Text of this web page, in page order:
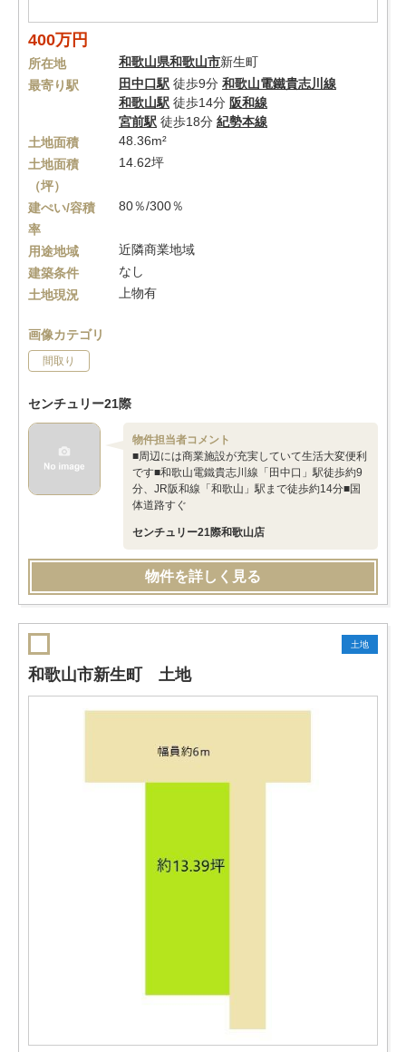
400万円
所在地 和歌山県和歌山市新生町
最寄り駅
田中口駅 徒歩9分 和歌山電鐵貴志川線
和歌山駅 徒歩14分 阪和線
宮前駅 徒歩18分 紀勢本線
土地面積
48.36m²
土地面積
（坪）
14.62坪
建ぺい/容積
率
80％/300％
用途地域
近隣商業地域
建築条件
なし
土地現況
上物有
画像カテゴリ
間取り
センチュリー21際
物件担当者コメント
■周辺には商業施設が充実していて生活大変便利
です■和歌山電鐵貴志川線「田中口」駅徒歩約9
分、JR阪和線「和歌山」駅まで徒歩約14分■国
体道路すぐ
センチュリー21際和歌山店
物件を詳しく見る
土地
和歌山市新生町 土地